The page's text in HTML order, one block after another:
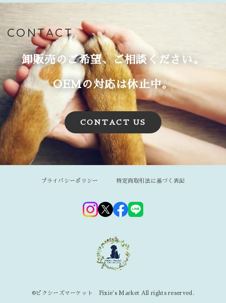
CONTACT
卸販売のご希望、ご相談ください。
OEMの対応は休止中。
CONTACT US
プライバシーポリシー 特定商取引法に基づく表記
©︎ピクシーズマーケット Pixie's Market All rights reserved.